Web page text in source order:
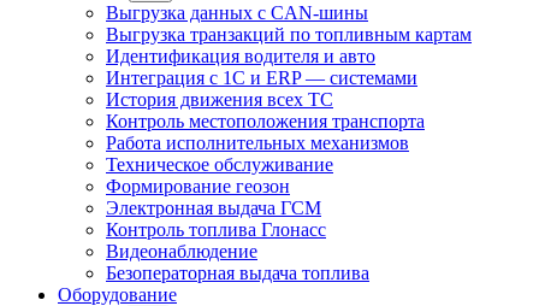
Выгрузка данных с CAN-шины
Выгрузка транзакций по топливным картам
Идентификация водителя и авто
Интеграция с 1С и ERP — системами
История движения всех ТС
Контроль местоположения транспорта
Работа исполнительных механизмов
Техническое обслуживание
Формирование геозон
Электронная выдача ГСМ
Контроль топлива Глонасс
Видеонаблюдение
Безоператорная выдача топлива
Оборудование